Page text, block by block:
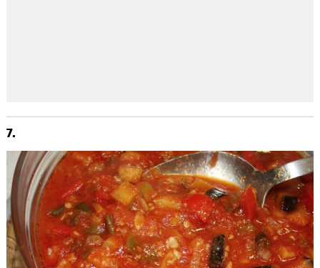
7.